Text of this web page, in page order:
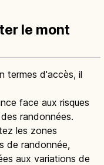
le mont
termes d'accès, il
face aux risques
randonnées.
les zones
de randonnée,
aux variations de